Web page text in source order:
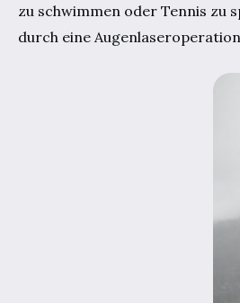
zu schwimmen oder Tennis zu
durch eine